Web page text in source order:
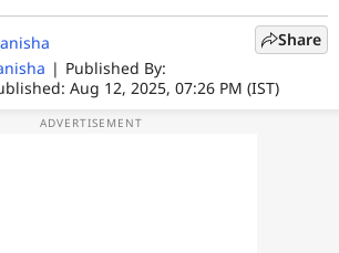
| Published By:
Aug 12, 2025, 07:26 PM (IST)
Share